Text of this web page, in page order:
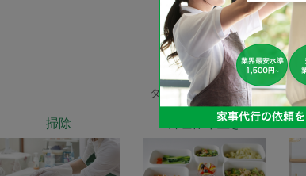
家事代行サー
タスカジで依頼できるサービ
掃除 料理作り置き